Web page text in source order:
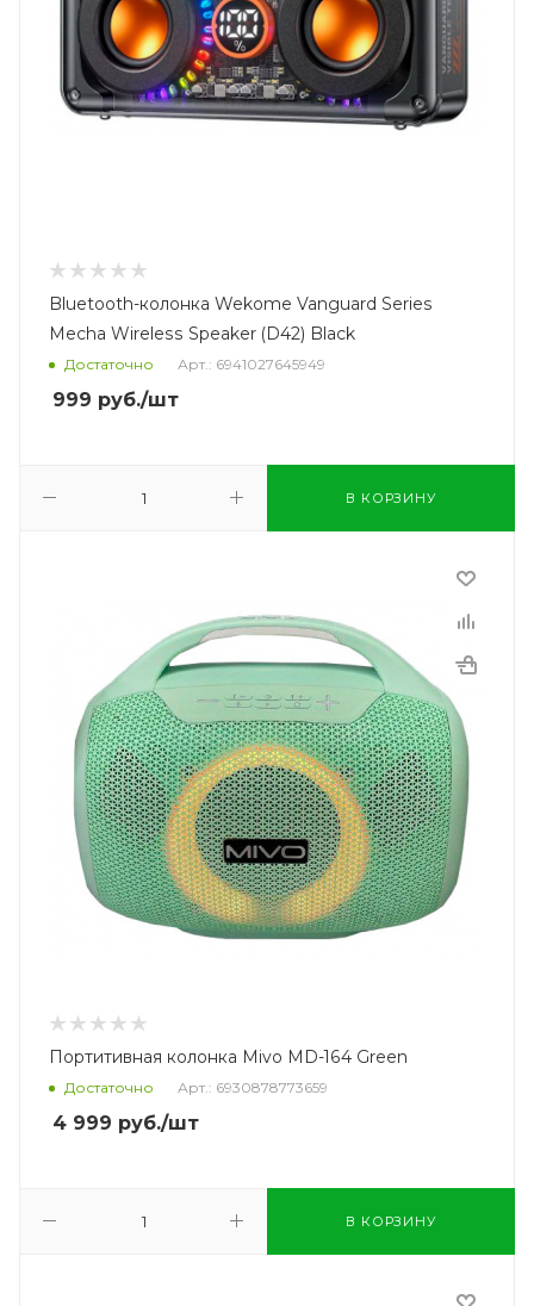
Bluetooth-колонка Wekome Vanguard Series
Mecha Wireless Speaker (D42) Black
Достаточно Арт.: 6941027645949
999 руб./шт
В КОРЗИНУ
Портитивная колонка Mivo MD-164 Green
Достаточно Арт.: 6930878773659
4 999 руб./шт
В КОРЗИНУ